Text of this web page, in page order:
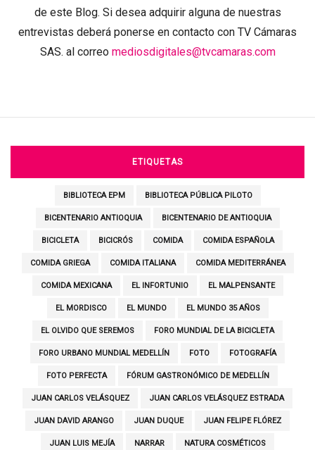
de este Blog. Si desea adquirir alguna de nuestras
entrevistas deberá ponerse en contacto con TV Cámaras
SAS. al correo mediosdigitales@tvcamaras.com
ETIQUETAS
BIBLIOTECA EPM BIBLIOTECA PÚBLICA PILOTO
BICENTENARIO ANTIOQUIA BICENTENARIO DE ANTIOQUIA
BICICLETA BICICRÓS COMIDA COMIDA ESPAÑOLA
COMIDA GRIEGA COMIDA ITALIANA COMIDA MEDITERRÁNEA
COMIDA MEXICANA EL INFORTUNIO EL MALPENSANTE
EL MORDISCO EL MUNDO EL MUNDO 35 AÑOS
EL OLVIDO QUE SEREMOS FORO MUNDIAL DE LA BICICLETA
FORO URBANO MUNDIAL MEDELLÍN FOTO FOTOGRAFÍA
FOTO PERFECTA FÓRUM GASTRONÓMICO DE MEDELLÍN
JUAN CARLOS VELÁSQUEZ JUAN CARLOS VELÁSQUEZ ESTRADA
JUAN DAVID ARANGO JUAN DUQUE JUAN FELIPE FLÓREZ
JUAN LUIS MEJÍA NARRAR NATURA COSMÉTICOS